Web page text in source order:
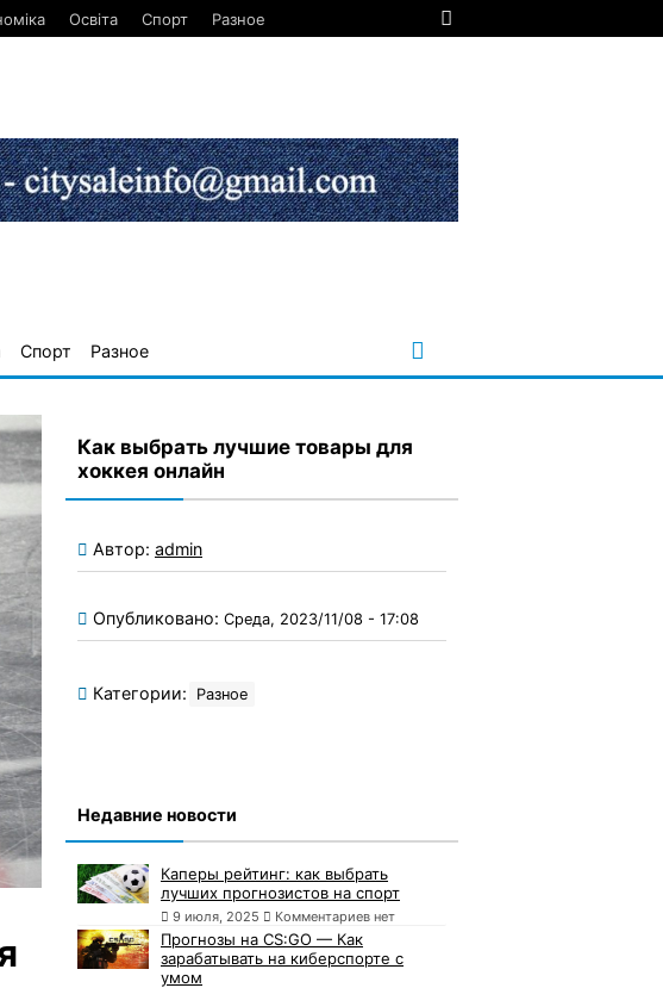
Освіта Спорт Разное
Спорт Разное
Как выбрать лучшие товары для
хоккея онлайн
Автор: admin
Опубликовано: Среда, 2023/11/08 - 17:08
Категории: Разное
Недавние новости
Каперы рейтинг: как выбрать
лучших прогнозистов на спорт
9 июля, 2025 Комментариев нет
Прогнозы на CS:GO — Как
зарабатывать на киберспорте с
умом